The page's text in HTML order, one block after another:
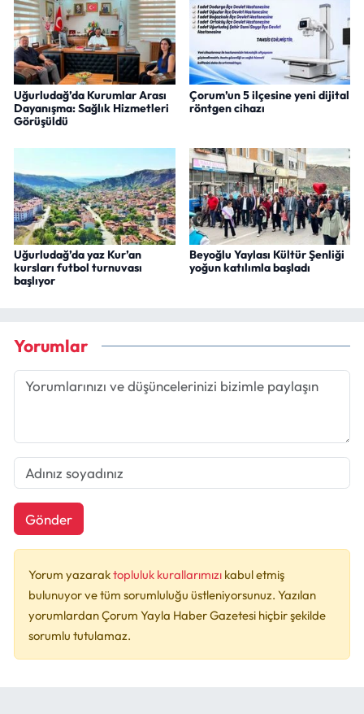
Uğurludağ’da Kurumlar Arası
Dayanışma: Sağlık Hizmetleri
Görüşüldü
Çorum’un 5 ilçesine yeni dijital
röntgen cihazı
Uğurludağ’da yaz Kur’an
kursları futbol turnuvası
başlıyor
Beyoğlu Yaylası Kültür Şenliği
yoğun katılımla başladı
Yorumlar
Gönder
Yorum yazaraktopluluk kurallarımızı kabul etmiş
bulunuyor ve tüm sorumluluğu üstleniyorsunuz. Yazılan
yorumlardan Çorum Yayla Haber Gazetesi hiçbir şekilde
sorumlu tutulamaz.